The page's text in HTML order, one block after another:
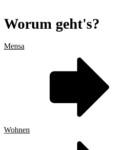
Worum geht's?
Mensa
Wohnen